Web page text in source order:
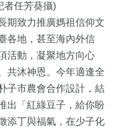
者任芳葵攝)
期致力推廣媽祖信仰文
各地，甚至海內外信
活動，凝聚地方向心
共沐神恩。今年適逢全
子市農會合作設計，結
出「紅綠豆子，給你盼
添丁與福氣，在少子化